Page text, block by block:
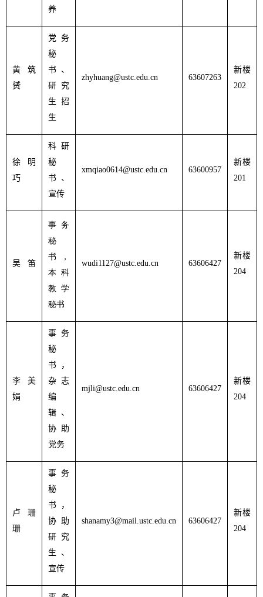
养
黄筑
赟
党务
秘
书、
研究
生招
生
zhyhuang@ustc.edu.cn 63607263
新楼
202
徐明
巧
科研
秘
书、
宣传
xmqiao0614@ustc.edu.cn 63600957
新楼
201
吴 笛
事务
秘
书，
本科
教学
秘书
wudi1127@ustc.edu.cn 63606427
新楼
204
李美
娟
事务
秘
书，
杂志
编
辑、
协助
党务
mjli@ustc.edu.cn 63606427
新楼
204
卢珊
珊
事务
秘
书，
协助
研究
生、
宣传
shanamy3@mail.ustc.edu.cn 63606427
新楼
204